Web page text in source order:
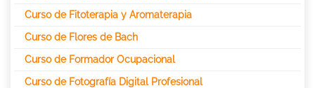
Curso de Fitoterapia y Aromaterapia
Curso de Flores de Bach
Curso de Formador Ocupacional
Curso de Fotografía Digital Profesional